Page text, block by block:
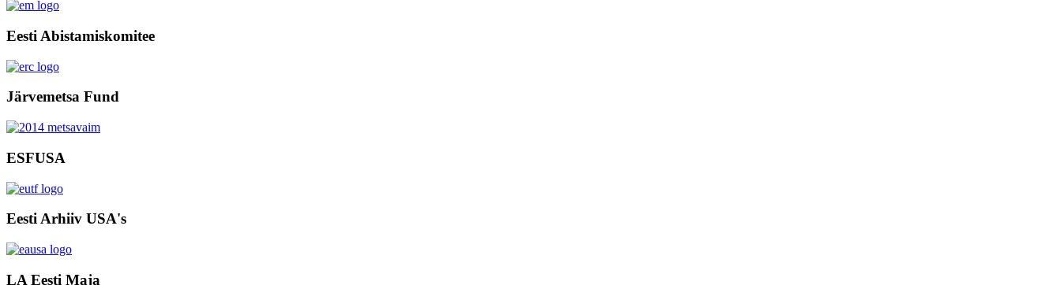
Eesti Abistamiskomitee
Järvemetsa Fund
ESFUSA
Eesti Arhiiv USA's
LA Eesti Maja